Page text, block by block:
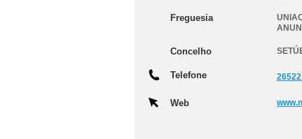
Freguesia
Concelho
Telefone
Web